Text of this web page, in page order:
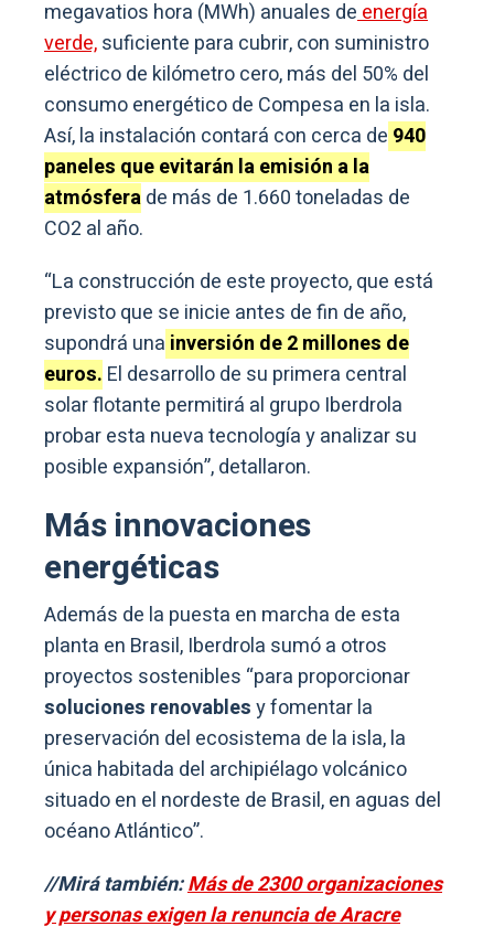
megavatios hora (MWh) anuales deenergía
verde,suficiente para cubrir, con suministro
eléctrico de kilómetro cero, más del 50% del
consumo energético de Compesa en la isla.
Así, la instalación contará con cerca de 940
paneles que evitarán la emisión a la
atmósferade más de 1.660 toneladas de
CO2 al año.
“La construcción de este proyecto, que está
previsto que se inicie antes de fin de año,
supondrá una inversión de 2 millones de
euros. El desarrollo de su primera central
solar flotante permitirá al grupo Iberdrola
probar esta nueva tecnología y analizar su
posible expansión”, detallaron.
Más innovaciones
energéticas
Además de la puesta en marcha de esta
planta en Brasil, Iberdrola sumó a otros
proyectos sostenibles “para proporcionar
soluciones renovablesy fomentar la
preservación del ecosistema de la isla, la
única habitada del archipiélago volcánico
situado en el nordeste de Brasil, en aguas del
océano Atlántico”.
//Mirá también:Más de 2300 organizaciones
y personas exigen la renuncia de Aracre